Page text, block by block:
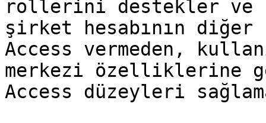
rollerini destekler ve
şirket hesabının
Access vermeden,
merkezi özelliklerine
Access düzeyleri